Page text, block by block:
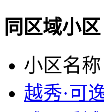
同区域小区
小区名称
越秀·可